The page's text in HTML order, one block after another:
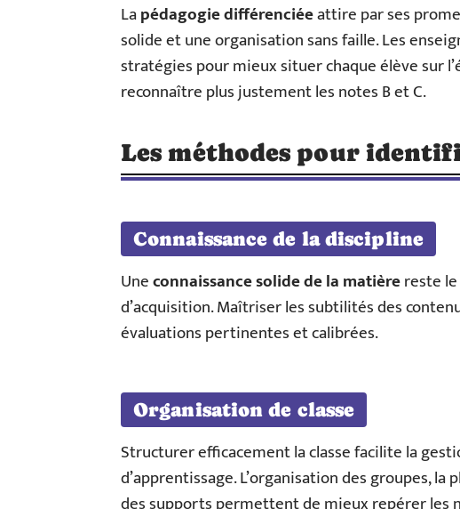
Lapédagogie différenciéeattire par ses
solide et une organisation sans faille. Les
stratégies pour mieux situer chaque élève sur
reconnaître plus justement les notes B et C.
Les méthodes pour
Connaissance de la discipline
Uneconnaissance solide de la matièrereste
d’acquisition. Maîtriser les subtilités des
évaluations pertinentes et calibrées.
Organisation de classe
Structurer efficacement la classe facilite la
d’apprentissage. L’organisation des groupes,